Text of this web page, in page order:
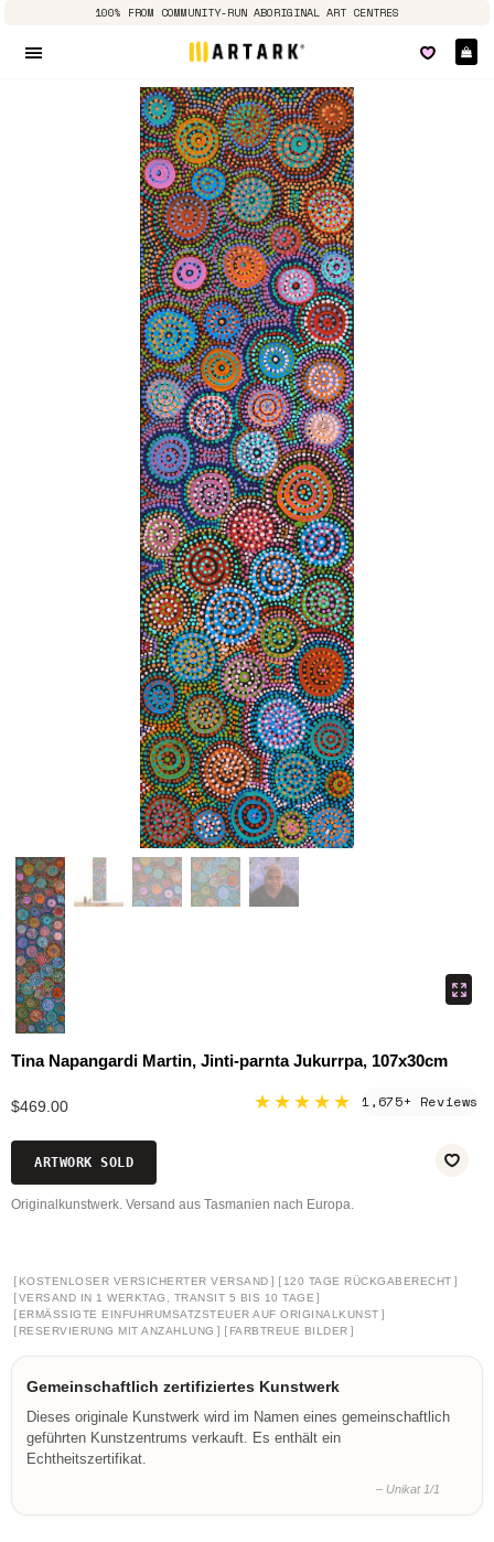
100% FROM COMMUNITY-RUN ABORIGINAL ART CENTRES
Tina Napangardi Martin, Jinti-parnta Jukurrpa, 107x30cm
$469.00 ★★★★★ 1,675+ Reviews
ARTWORK SOLD
Originalkunstwerk. Versand aus Tasmanien nach Europa.
[ KOSTENLOSER VERSICHERTER VERSAND ] [ 120 TAGE RÜCKGABERECHT ]
[VERSAND IN 1 WERKTAG, TRANSIT 5 BIS 10 TAGE ]
[ ERMÄSSIGTE EINFUHRUMSATZSTEUER AUF ORIGINALKUNST
]
[ RESERVIERUNG MIT ANZAHLUNG ] [ FARBTREUE BILDER ]
Gemeinschaftlich zertifiziertes Kunstwerk
Dieses originale Kunstwerk wird im Namen eines gemeinschaftlich
geführten Kunstzentrums verkauft. Es enthält ein
Echtheitszertifikat.
– Unikat 1/1